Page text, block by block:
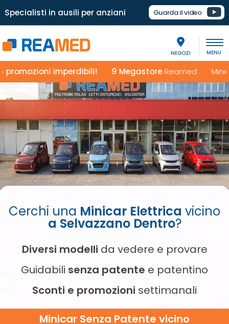
Specialisti in ausili per anziani Guarda il video
NEGOZI
imperdibili! 9 MegastoreReamed Minicar
Cerchi una Minicar Elettrica vicino
a Selvazzano Dentro?
Diversi modelli da vedere e provare
Guidabili senza patente e patentino
Sconti e promozioni settimanali
Minicar Senza Patente vicino